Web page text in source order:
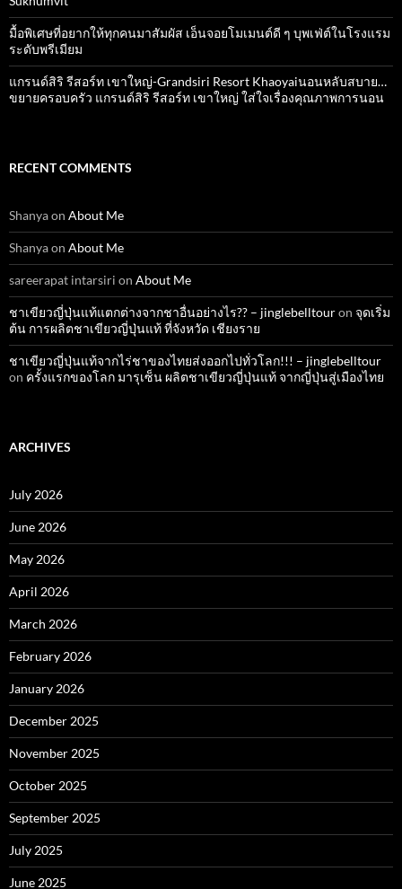
มื้อพิเศษที่อยากให้ทุกคนมาสัมผัส เอ็นจอยโมเมนต์ดี ๆ บุพเฟ่ต์ในโรงแรม
ระดับพรีเมียม
แกรนด์สิริ​ รีสอร์ท​ เขาใหญ่​-Grandsiri​ Resort​ Khaoyaiนอนหลับสบาย…
ขยายครอบครัว แกรนด์สิริ รีสอร์ท เขาใหญ่ ใส่ใจเรื่องคุณภาพการนอน
RECENT COMMENTS
Shanyaon About Me
Shanyaon About Me
sareerapat intarsiri on About Me
ชาเขียวญี่ปุ่นแท้แตกต่างจากชาอื่นอย่างไร?? – jinglebelltouron จุดเริ่ม
ต้น การผลิตชาเขียวญี่ปุ่นแท้ ที่จังหวัด เชียงราย
ชาเขียวญี่ปุ่นแท้จากไร่ชาของไทยส่งออกไปทั่วโลก!!! – jinglebelltour
on ครั้งแรกของโลก มารุเซ็น ผลิตชาเขียวญี่ปุ่นแท้ จากญี่ปุ่นสู่เมืองไทย
ARCHIVES
July 2026
June 2026
May 2026
April 2026
March 2026
February 2026
January 2026
December 2025
November 2025
October 2025
September 2025
July 2025
June 2025